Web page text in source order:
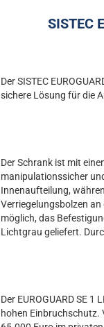
SISTEC
Der SISTEC
sichere Lösung für die
Der Schrank ist mit
manipulationssicher
Innenaufteilung,
Verriegelungsbolzen
möglich, das
Lichtgrau geliefert.
Der EUROGUARD SE
hohen Einbruchschutz.